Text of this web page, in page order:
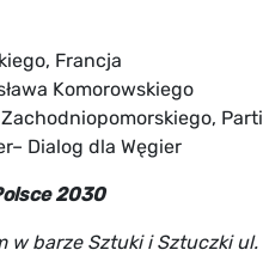
Francja
Komorowskiego
Dialog dla Węgier
2030
w barze Sztuki i Sztuczki